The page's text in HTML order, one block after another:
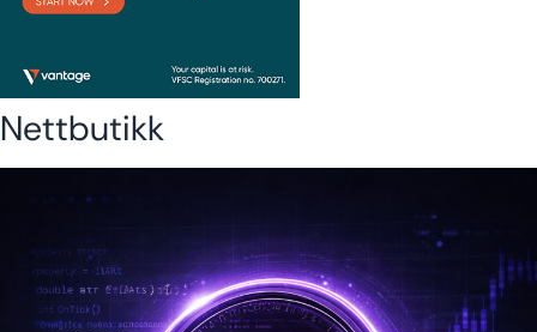
Nettbutikk